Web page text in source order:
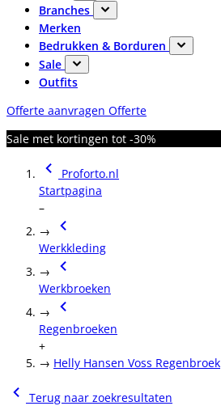
Branches
Merken
Bedrukken & Borduren
Sale
Outfits
Offerte aanvragen Offerte
Sale met kortingen tot -30%
Proforto.nl
Startpagina
–
→
Werkkleding
→
Werkbroeken
→
Regenbroeken
+
→ Helly Hansen Voss Regenbroek
Terug naar zoekresultaten